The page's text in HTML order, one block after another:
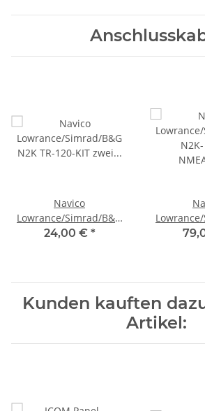
Navico
Lowrance/Simrad/B&G
N2K TR-120-KIT zwei
24,00 € *
N2K- 4-
Kunden kauften
Artikel: